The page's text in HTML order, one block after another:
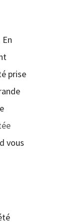
prise
vous